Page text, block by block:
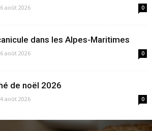
6 août 2026 0
dans les Alpes-Maritimes
6 août 2026 0
de noël 2026
4 août 2026 0